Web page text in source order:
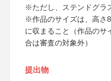
※ただし、ステンドグラ
※作品のサイズは、高さ
に収まること（作品のサ
合は審査の対象外）
提出物